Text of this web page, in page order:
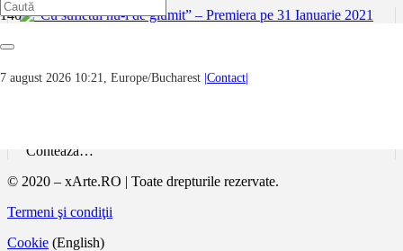
7 august 2026 10:21, Europe/Bucharest |Contact|
31 Ianuarie 2021
“Contează…
© 2020 – xArte.RO | Toate drepturile rezervate.
Termeni şi condiţii
Cookie (English)